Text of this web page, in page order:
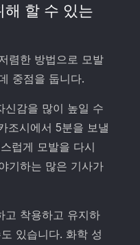
할 수 있는
렴한 방법으로 모발
중점을 둡니다.
신감을 많이 높일 수
조시에서 5분을 보낼
럽게 모발을 다시
기하는 많은 기사가
고 착용하고 유지하
있습니다. 화학 성